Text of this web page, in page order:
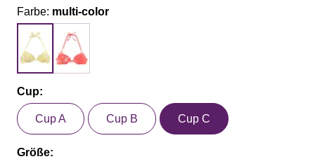
Farbe: multi-color
Cup:
Cup A Cup B Cup C
Größe: